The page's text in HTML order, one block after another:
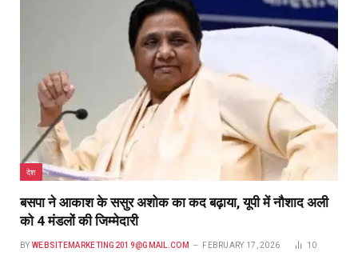
देश
बसपा ने आकाश के ससुर अशोक का कद बढ़ाया, यूपी में नौशाद अली
को 4 मंडलों की जिम्मेदारी
BY WEBSITEMARKETING2019@GMAIL.COM FEBRUARY 17, 2026 10